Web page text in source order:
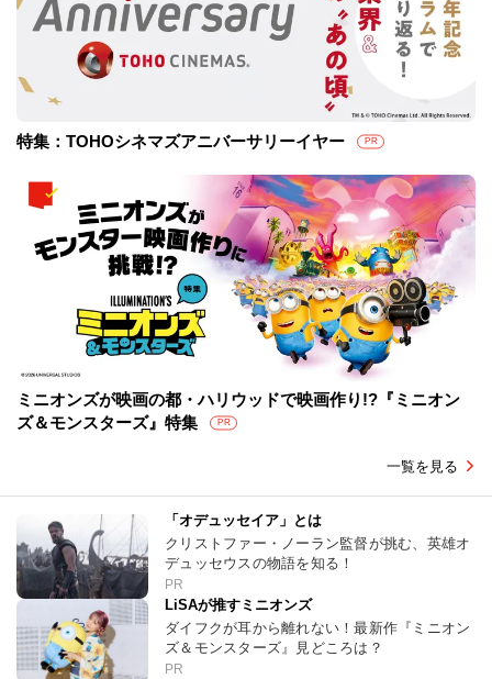
特集：TOHOシネマズアニバーサリーイヤー PR
ミニオンズが映画の都・ハリウッドで映画作り!?『ミニオン
ズ＆モンスターズ』特集
PR
一覧を見る
「オデュッセイア」とは
クリストファー・ノーラン監督が挑む、英雄オ
デュッセウスの物語を知る！
PR
LiSAが推すミニオンズ
ダイフクが耳から離れない！最新作『ミニオン
ズ＆モンスターズ』見どころは？
PR